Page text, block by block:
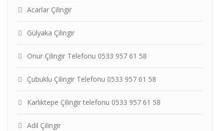
Acarlar Çilingir
Gülyaka Çilingir
Onur Çilingir Telefonu 0533 957 61 58
Çubuklu Çilingir Telefonu 0533 957 61 58
Karlıktepe Çilingir telefonu 0533 957 61 58
Adil Çilingir